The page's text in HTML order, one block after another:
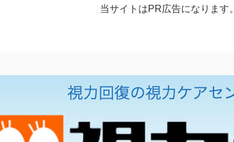
当サイトはPR広告になります。